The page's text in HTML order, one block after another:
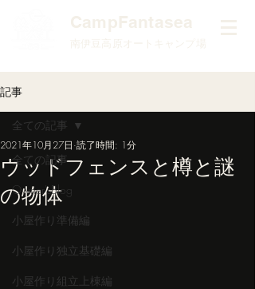
​CampFantasea
南伊豆高原オートキャンプ場
記事
全ての記事
Owner'sBlog
小屋作り準備編
小屋作り独立基礎編
小屋作り組立上棟編
全ての記事
ウッドフェンスと樽と謎
の物体
2021年10月27日 読了時間: 1分